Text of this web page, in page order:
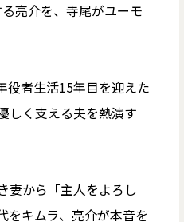
亮介を、寺尾がユーモ
役者生活15年目を迎えた
しく支える夫を熱演す
妻から「主人をよろし
をキムラ、亮介が本音を